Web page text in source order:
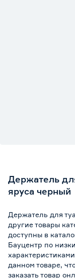
Держатель
яруса черный
Держатель для
другие товары
доступны в
Бауцентр по
данном товаре,
заказать товар